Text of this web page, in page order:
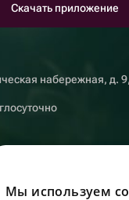
Скачать приложение
набережная, д.
Мы используем